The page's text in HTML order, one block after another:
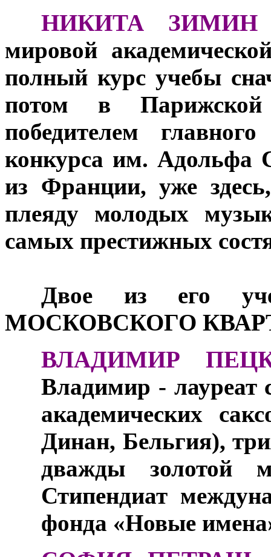
НИКИТА ЗИМИН
мировой
полный курс учебы
потом в Парижской
победителем
конкурса им. Адольфа
из Франции, уже
плеяду молодых
самых престижных
Двое из его
МОСКОВСКОГО
ВЛАДИМИР
Владимир - лауреат
академических
Динан, Бельгия),
дважды золотой
Стипендиат
фонда «Новые